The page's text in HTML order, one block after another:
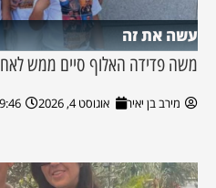
עשה את זה
משה פדידה האלוף סיים ממש
מירב בן יאיר אוגוסט 4, 2026 9:46 pm